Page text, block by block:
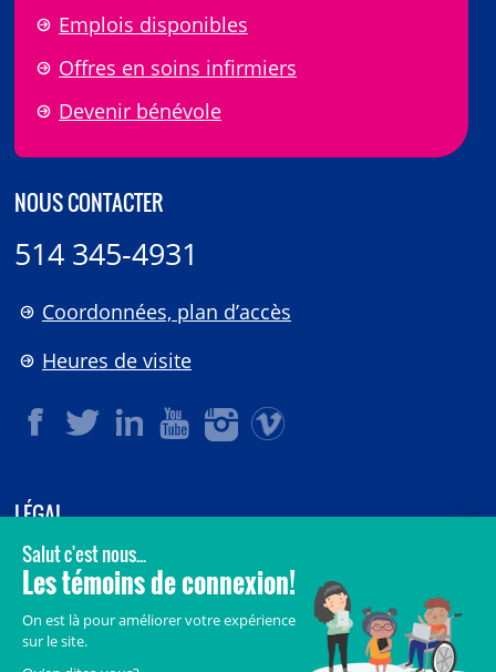
Emplois disponibles
Offres en soins infirmiers
Devenir bénévole
NOUS CONTACTER
514 345-4931
Coordonnées, plan d’accès
Heures de visite
LÉGAL
© 2006-2026CHU Sainte-Justine.
Tous droits réservés.
Crédits
Accès aux documents des organismes publics